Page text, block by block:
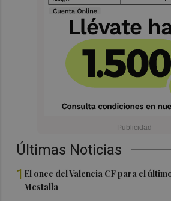
Últimas Noticias
1 El once del Valencia CF para el
Mestalla